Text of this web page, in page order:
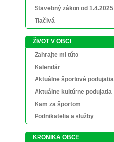
Stavebný zákon od 1.4.2025
Tlačivá
ŽIVOT V OBCI
Zahrajte mi túto
Kalendár
Aktuálne športové podujatia
Aktuálne kultúrne podujatia
Kam za športom
Podnikatelia a služby
KRONIKA OBCE